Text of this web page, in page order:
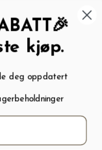
My wishlist ( 0
Logg inn Handlevogn
kjøp.
deg oppdatert